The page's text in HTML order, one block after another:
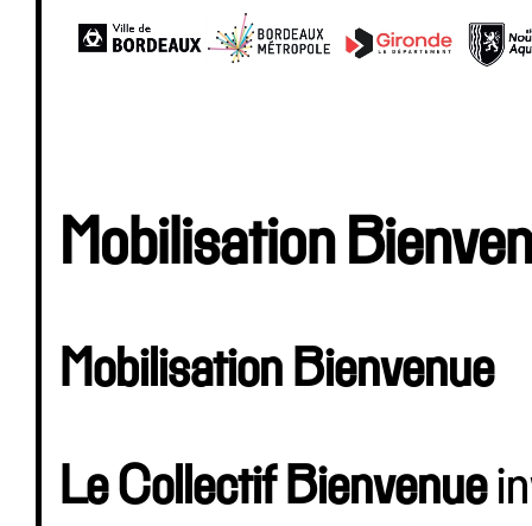
Mobilisation
Mobilisation Bienvenue
Le Collectif Bienvenue